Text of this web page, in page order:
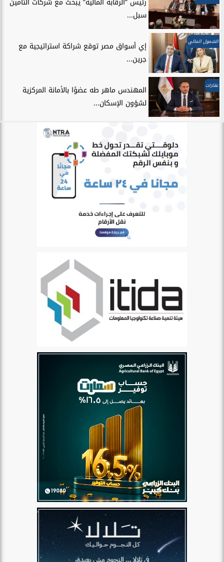
سبل...
الشمول المالي
إي أسواق مصر توقع شراكة استراتيجية مع
جرين...
عقارات
المهندس ماهر طه عضوًا بالأمانة المركزية
لشؤون الإسكان...